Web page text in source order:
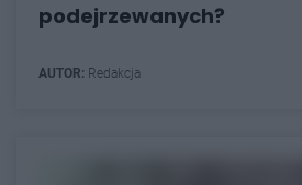
podejrzewanych?
AUTOR: Redakcja